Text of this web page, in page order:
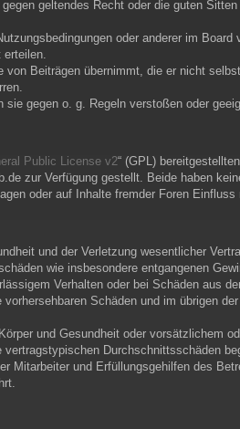
geltendes Recht oder die guten
oder anderer im
erteilen.
Beiträgen übernimmt, die er nicht
gegen o. g. Regeln verstoßen oder
Public License v2“ (GPL)
zur Verfügung gestellt. Beide haben
oder auf Inhalte fremder Foren Einfluss
und der Verletzung wesentlicher
wie insbesondere entgangenen
Verhalten oder bei Schäden aus
Schäden und im übrigen
und Gesundheit oder vorsätzlichem
Durchschnittsschäden
Mitarbeiter und Erfüllungsgehilfen des